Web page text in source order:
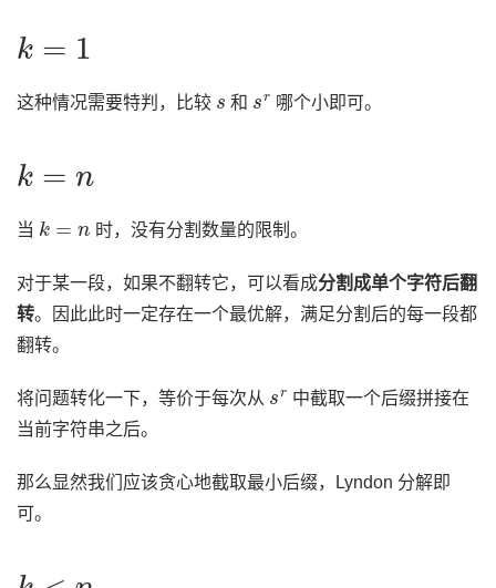
k
这种情况需要特判，比较 和
r
哪个小即可。
k
当
k
时，没有分割数量的限制。
对于某一段，如果不翻转它，可以看成分割成单个字符后翻
转。因此此时一定存在一个最优解，满足分割后的每一段都
翻转。
将问题转化一下，等价于每次从
r
中截取一个后缀拼接在
当前字符串之后。
那么显然我们应该贪心地截取最小后缀，Lyndon 分解即
可。
k